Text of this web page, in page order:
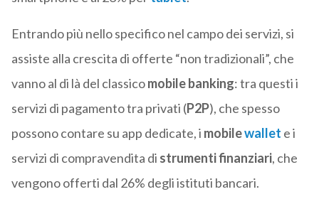
Entrando più nello specifico nel campo dei servizi, si
assiste alla crescita di offerte “non tradizionali”, che
vanno al di là del classicomobile banking: tra questi i
servizi di pagamento tra privati (P2P), che spesso
possono contare su app dedicate, i mobilewallet e i
servizi di compravendita di strumenti finanziari, che
vengono offerti dal 26% degli istituti bancari.